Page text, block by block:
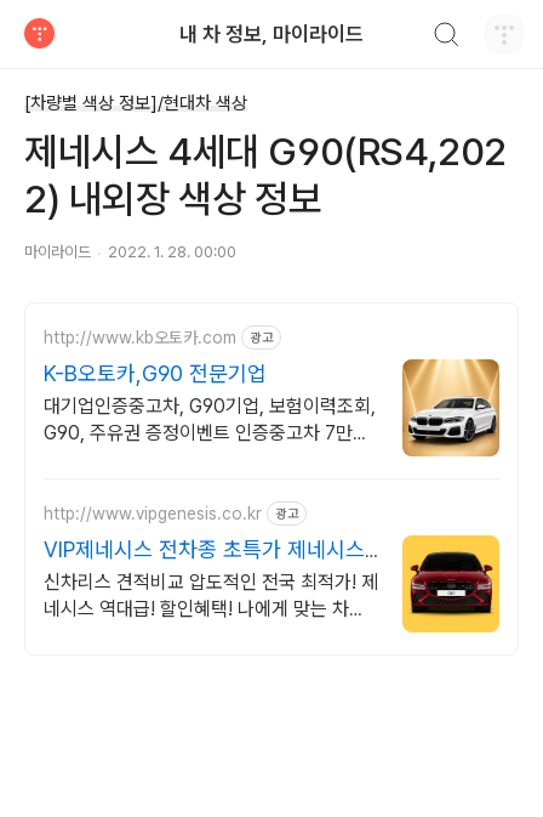
내 차 정보, 마이라이드
[차량별 색상 정보]/현대차 색상
제네시스 4세대 G90(RS4,202
2) 내외장 색상 정보
마이라이드 2022. 1. 28. 00:00
http://www.kb오토카.com 광고
K-B오토카,G90 전문기업
대기업인증중고차, G90기업, 보험이력조회,
G90, 주유권 증정이벤트 인증중고차 7만대
http://www.vipgenesis.co.kr 광고
VIP제네시스 전차종 초특가 제네시스
전차종 역대급할인!
신차리스 견적비교 압도적인 전국 최적가! 제
네시스 역대급! 할인혜택! 나에게 맞는 차량